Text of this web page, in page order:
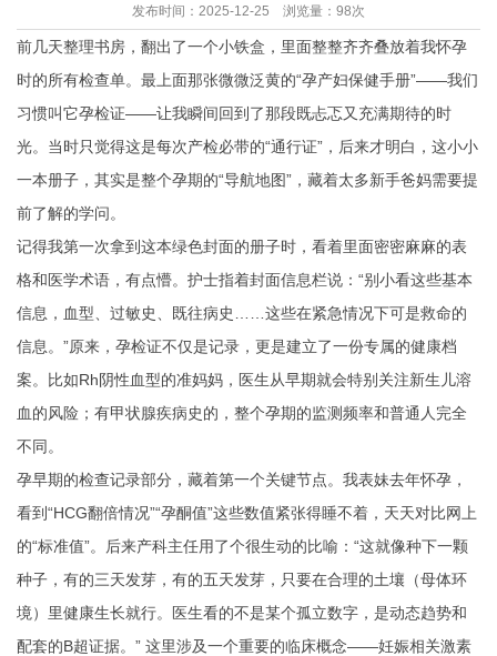
发布时间：2025-12-25 浏览量：98次
前几天整理书房，翻出了一个小铁盒，里面整整齐齐叠放着我怀孕
时的所有检查单。最上面那张微微泛黄的“孕产妇保健手册”——我们
习惯叫它孕检证——让我瞬间回到了那段既忐忑又充满期待的时
光。当时只觉得这是每次产检必带的“通行证”，后来才明白，这小小
一本册子，其实是整个孕期的“导航地图”，藏着太多新手爸妈需要提
前了解的学问。
记得我第一次拿到这本绿色封面的册子时，看着里面密密麻麻的表
格和医学术语，有点懵。护士指着封面信息栏说：“别小看这些基本
信息，血型、过敏史、既往病史……这些在紧急情况下可是救命的
信息。”原来，孕检证不仅是记录，更是建立了一份专属的健康档
案。比如Rh阴性血型的准妈妈，医生从早期就会特别关注新生儿溶
血的风险；有甲状腺疾病史的，整个孕期的监测频率和普通人完全
不同。
孕早期的检查记录部分，藏着第一个关键节点。我表妹去年怀孕，
看到“HCG翻倍情况”“孕酮值”这些数值紧张得睡不着，天天对比网上
的“标准值”。后来产科主任用了个很生动的比喻：“这就像种下一颗
种子，有的三天发芽，有的五天发芽，只要在合理的土壤（母体环
境）里健康生长就行。医生看的不是某个孤立数字，是动态趋势和
配套的B超证据。” 这里涉及一个重要的临床概念——妊娠相关激素